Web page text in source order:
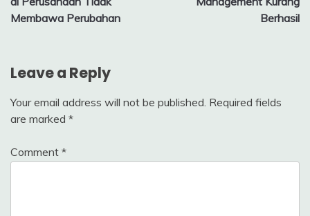
Membawa Perubahan
Berhasil
Leave a Reply
Your email address will not be published. Required fields
are marked *
Comment *